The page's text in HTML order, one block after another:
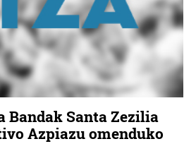
Santa Zezilia
Azpiazu omenduko